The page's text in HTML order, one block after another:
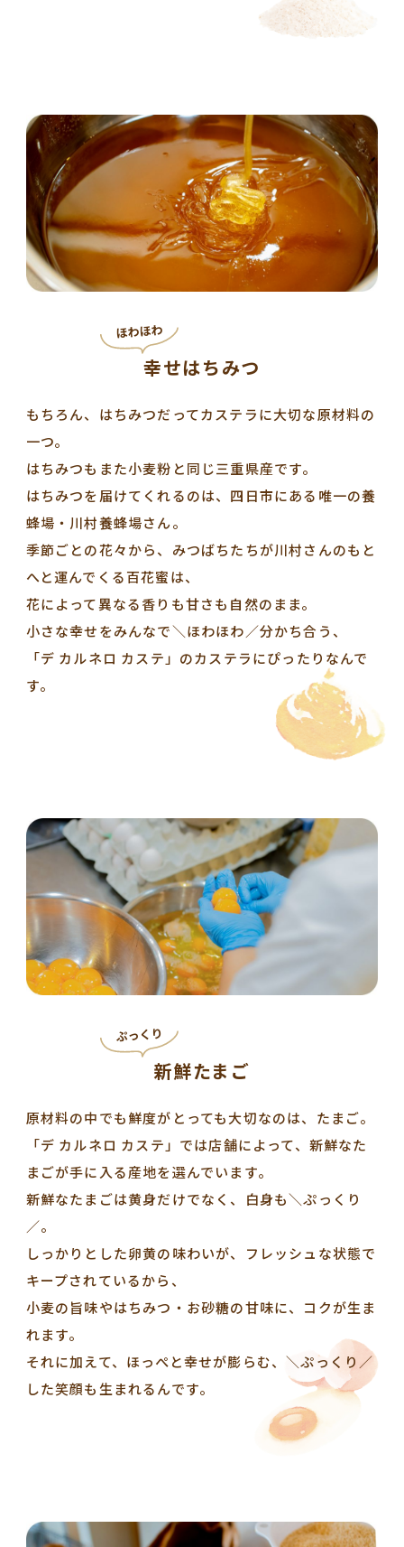
ほわほわ
幸せはちみつ
もちろん、はちみつだってカステラに大切な原材料の
一つ。
はちみつもまた小麦粉と同じ三重県産です。
はちみつを届けてくれるのは、四日市にある唯一の養
蜂場・川村養蜂場さん。
季節ごとの花々から、みつばちたちが川村さんのもと
へと運んでくる百花蜜は、
花によって異なる香りも甘さも自然のまま。
小さな幸せをみんなで＼ほわほわ／分かち合う、
「デ カルネロ カステ」のカステラにぴったりなんで
す。
ぷっくり
新鮮たまご
原材料の中でも鮮度がとっても大切なのは、たまご。
「デ カルネロ カステ」では店舗によって、新鮮なた
まごが手に入る産地を選んでいます。
新鮮なたまごは黄身だけでなく、白身も＼ぷっくり
／。
しっかりとした卵黄の味わいが、フレッシュな状態で
キープされているから、
小麦の旨味やはちみつ・お砂糖の甘味に、コクが生ま
れます。
それに加えて、ほっぺと幸せが膨らむ、＼ぷっくり／
した笑顔も生まれるんです。